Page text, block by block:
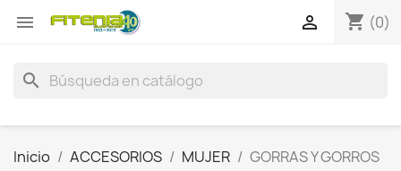
 shopping_cart (0)

search
Inicio ACCESORIOS MUJER GORRAS Y GORROS